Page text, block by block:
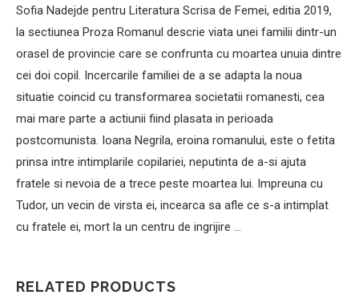
Sofia Nadejde pentru Literatura Scrisa de Femei, editia 2019,
la sectiunea Proza Romanul descrie viata unei familii dintr-un
orasel de provincie care se confrunta cu moartea unuia dintre
cei doi copil. Incercarile familiei de a se adapta la noua
situatie coincid cu transformarea societatii romanesti, cea
mai mare parte a actiunii fiind plasata in perioada
postcomunista. Ioana Negrila, eroina romanului, este o fetita
prinsa intre intimplarile copilariei, neputinta de a-si ajuta
fratele si nevoia de a trece peste moartea lui. Impreuna cu
Tudor, un vecin de virsta ei, incearca sa afle ce s-a intimplat
cu fratele ei, mort la un centru de ingrijire …
RELATED PRODUCTS